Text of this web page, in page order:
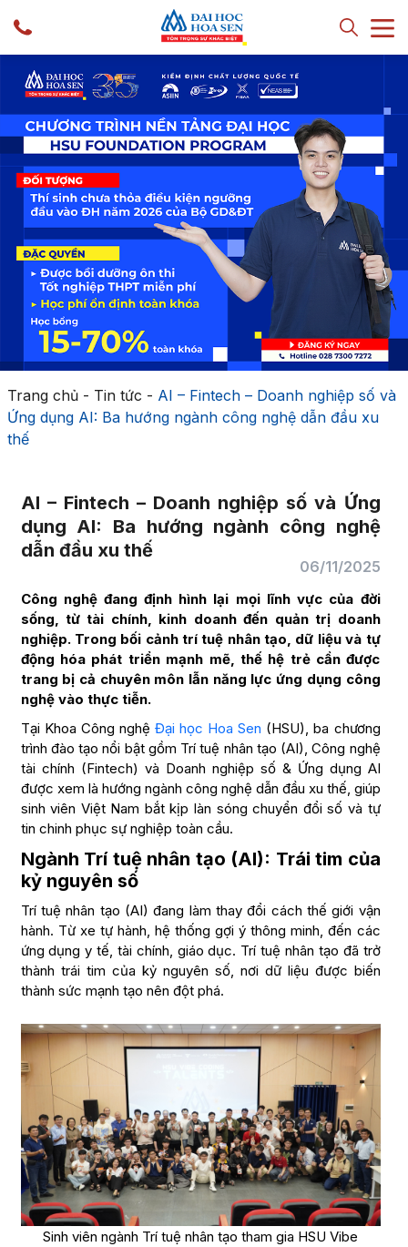
Trang chủ- Tin tức - AI – Fintech – Doanh nghiệp số và
Ứng dụng AI: Ba hướng ngành công nghệ dẫn đầu xu
thế
AI – Fintech – Doanh nghiệp số và Ứng
dụng AI: Ba hướng ngành công nghệ
dẫn đầu xu thế
06/11/2025
Công nghệ đang định hình lại mọi lĩnh vực của đời
sống, từ tài chính, kinh doanh đến quản trị doanh
nghiệp. Trong bối cảnh trí tuệ nhân tạo, dữ liệu và tự
động hóa phát triển mạnh mẽ, thế hệ trẻ cần được
trang bị cả chuyên môn lẫn năng lực ứng dụng công
nghệ vào thực tiễn.
Tại Khoa Công nghệ Đại học Hoa Sen (HSU), ba chương
trình đào tạo nổi bật gồm Trí tuệ nhân tạo (AI), Công nghệ
tài chính (Fintech) và Doanh nghiệp số & Ứng dụng AI
được xem là hướng ngành công nghệ dẫn đầu xu thế, giúp
sinh viên Việt Nam bắt kịp làn sóng chuyển đổi số và tự
tin chinh phục sự nghiệp toàn cầu.
Ngành Trí tuệ nhân tạo (AI): Trái tim của
kỷ nguyên số
Trí tuệ nhân tạo (AI) đang làm thay đổi cách thế giới vận
hành. Từ xe tự hành, hệ thống gợi ý thông minh, đến các
ứng dụng y tế, tài chính, giáo dục. Trí tuệ nhân tạo đã trở
thành trái tim của kỷ nguyên số, nơi dữ liệu được biến
thành sức mạnh tạo nên đột phá.
Sinh viên ngành Trí tuệ nhân tạo tham gia HSU Vibe